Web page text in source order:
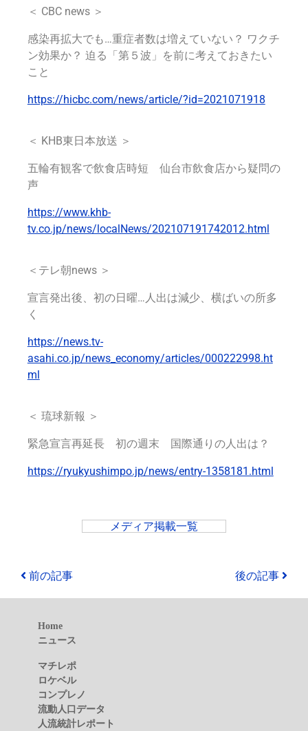
＜ CBC news ＞
感染再拡大でも…重症者数は増えていない？ ワクチ
ン効果か？ 迫る「第５波」を前に考えておきたい
こと
https://hicbc.com/news/article/?id=2021071918
＜ KHB東日本放送 ＞
五輪有観客で飲食店時短 仙台市飲食店から疑問の
声
https://www.khb-
tv.co.jp/news/localNews/202107191742012.html
＜テレ朝news ＞
宣言発出後、初の日曜…人出は減少、横ばいの所多
く
https://news.tv-
asahi.co.jp/news_economy/articles/000222998.ht
ml
＜ 琉球新報 ＞
緊急宣言再延長 初の週末 国際通りの人出は？
https://ryukyushimpo.jp/news/entry-1358181.html
メディア掲載一覧
前の記事 後の記事
Home
ニュース
マチレポ
ロケベル
コンプレノ
流動人口データ
人流統計レポート